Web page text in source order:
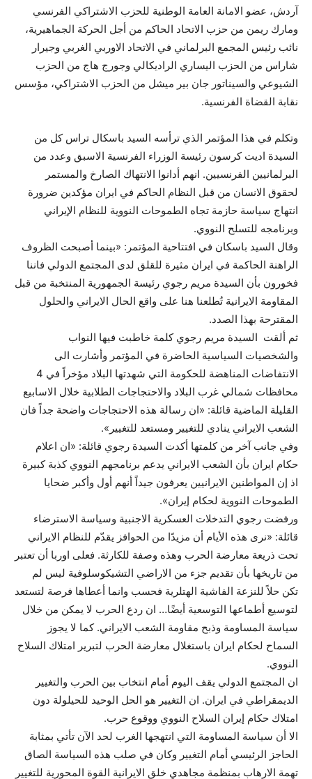
آردش، عضو الامانة العامة الوطنية للحزب الاشتراكي الفرنسي
ومارك ريمن من حزب الاتحاد الحاكم من أجل الحركة الجماهيرية،
نائب رئيس المجمع البرلماني في الاتحاد الاوربي الغربي وجيرار
شاراس من الحزب اليساري الراديكالي وجورج هاج من الحزب
الشيوعي والسيناتور جان بير ميشل من الحزب الاشتراكي، مؤسس
نقابة القضاة الفرنسية.
وتكلم في هذا المؤتمر الذي ترأسه السيد باسكال تراس كل من
السيدة اديت كرسون رئيسة الوزراء الفرنسية الاسبق وعدد من
البرلمانيين الفرنسيين. انهم أدانوا الانتهاك الصارخ والمستمر
لحقوق الانسان من قبل النظام الحاكم في ايران مؤكدين ضرورة
انتهاج سياسة حازمة تجاه الطموحات النووية للنظام الإيراني
وبرنامجه للتسلح النووي.
وقال السيد باسكان في افتتاحية المؤتمر: «بينما أصبحت الظروف
الراهنة الحاكمة في ايران مثيرة للقلق لدى المجتمع الدولي فاننا
فخورون بأن السيدة مريم رجوي رئيسة الجمهورية المنتخبة من قبل
المقاومة الايرانية تُطلعنا هنا على واقع الحال الايراني والحلول
المقترحة بهذا الصدد.
ثم ألقت السيدة مريم رجوي كلمة خاطبت فيها النواب
والشخصيات السياسية الحاضرة في المؤتمر وأشارت الى
الانتفاضات المناهضة للحكومة التي شهدتها البلاد مؤخراً في 4
محافظات شمالي غرب البلاد والاحتجاجات الطلابية خلال الاسابيع
القليلة الماضية قائلة: «ان رسالة هذه الاحتجاجات واضحة جداً فان
الشعب الايراني ينادي للتغيير ومستعد للتغيير».
وفي جانب آخر من كلمتها أكدت السيدة رجوي قائلة: «ان اعلام
حكام ايران بأن الشعب الايراني يدعم برنامجهم النووي كذبة كبيرة
اذ إن المواطنين الايرانيين يعرفون جيداً أنهم أول وأكبر ضحايا
الطموحات النووية لحكام إيران».
ورفضت رجوي التدخلات العسكرية الاجنبية وسياسة الاسترضاء
قائلة: «نرى هذه الأيام أن مزيدًا من الحوافز يقدّم للنظام الايراني
تحت ذريعة معارضة الحرب وهذه وصفة للكارثة. فعلى اوربا أن تعتبر
من تاريخها بأن تقديم جزء من الاراضي التشيكوسلوفية ليس لم
تكن حلاً للنزعة الفاشية الهتلرية فحسب وانما أعطاها فرصة لتستعد
لتوسيع أطماعها التوسعية أيضًا… ان ردع الحرب لا يمكن من خلال
سياسة المساومة وذبح مقاومة الشعب الايراني. كما لا يجوز
السماح لحكام ايران باستغلال معارضة الحرب لتبرير امتلاك السلاح
النووي.
ان المجتمع الدولي يقف اليوم أمام انتخاب بين الحرب والتغيير
الديمقراطي في ايران. ان التغيير هو الحل الوحيد للحيلولة دون
امتلاك حكام إيران السلاح النووي ووقوع حرب.
الا أن سياسة المساومة التي انتهجها الغرب لحد الآن تأتي بمثابة
الحاجز الرئيسي أمام التغيير وكان في صلب هذه السياسة الصاق
تهمة الارهاب بمنظمة مجاهدي خلق الايرانية القوة المحورية للتغيير